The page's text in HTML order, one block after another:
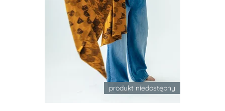
produkt niedostępny